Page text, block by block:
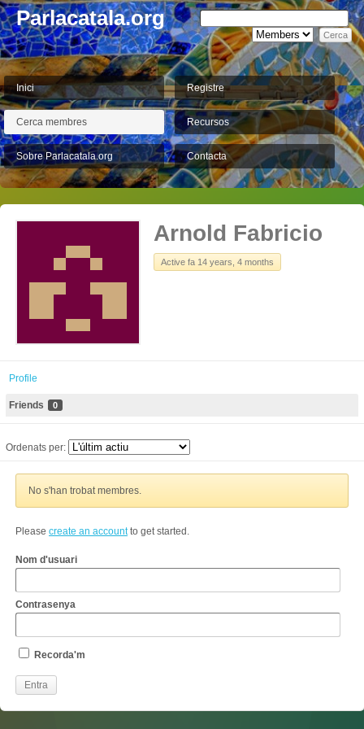
Parlacatala.org
Inici Registre
Cerca membres Recursos
Sobre Parlacatala.org Contacta
Arnold Fabricio
Active fa 14 years, 4 months
Profile
Friends 0
Ordenats per:
No s'han trobat membres.
Please create an accountto get started.
Nom d'usuari
Contrasenya
Recorda'm